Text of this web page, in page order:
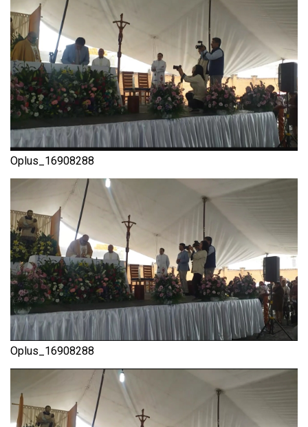
Oplus_16908288
Oplus_16908288